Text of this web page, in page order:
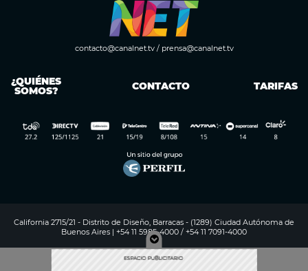
contacto@canalnet.tv/ prensa@canalnet.tv
¿QUIÉNES
SOMOS? CONTACTO TARIFAS
California 2715/21 - Distrito de Diseño, Barracas - (1289) Ciudad Autónoma de
Buenos Aires | +54 11 5985-4000 / +54 11 7091-4000
Digitalproserver